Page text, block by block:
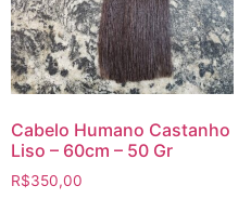
Cabelo Humano Castanho
Liso – 60cm – 50 Gr
R$350,00